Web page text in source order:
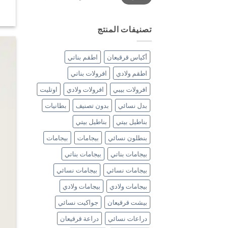
تصنيفات المنتج
أكياس قرقيعان
اطقم بناتي
اطقم ولادي
افرولات بناتي
افرولات بيبي
افرولات ولادي
اوتليت
بدل نسائي
بدون تصنيف
بطانيات
بناطيل بيتي
بناطيل بيتي
بنطلون نسائي
بيجامات
بيجامات
بيجامات بناتي
بيجامات بناتي
بيجامات نسائي
بيجامات نسائي
بيجامات ولادي
بيجامات ولادي
بيشت قرقيعان
جواكيت نسائي
دراعات نسائي
دراعة قرقيعان